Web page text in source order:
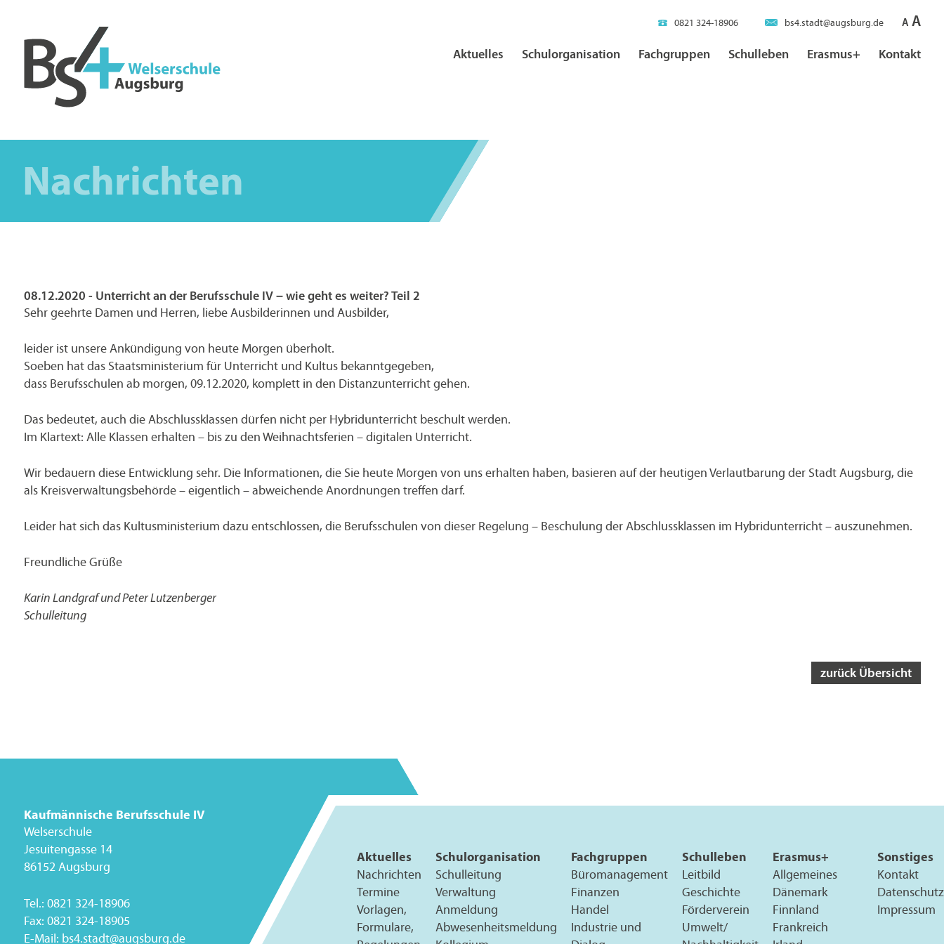
0821 324-18906 bs4.stadt@augsburg.de A A
Aktuelles Schulorganisation Fachgruppen Schulleben Erasmus+ Kontakt
Nachrichten
08.12.2020 - Unterricht an der Berufsschule IV – wie geht es weiter? Teil 2
Sehr geehrte Damen und Herren, liebe Ausbilderinnen und Ausbilder,
leider ist unsere Ankündigung von heute Morgen überholt.
Soeben hat das Staatsministerium für Unterricht und Kultus bekanntgegeben,
dass Berufsschulen ab morgen, 09.12.2020, komplett in den Distanzunterricht gehen.
Das bedeutet, auch die Abschlussklassen dürfen nicht per Hybridunterricht beschult werden.
Im Klartext: Alle Klassen erhalten – bis zu den Weihnachtsferien – digitalen Unterricht.
Wir bedauern diese Entwicklung sehr. Die Informationen, die Sie heute Morgen von uns erhalten haben, basieren auf der heutigen Verlautbarung der Stadt Augsburg, die
als Kreisverwaltungsbehörde – eigentlich – abweichende Anordnungen treffen darf.
Leider hat sich das Kultusministerium dazu entschlossen, die Berufsschulen von dieser Regelung – Beschulung der Abschlussklassen im Hybridunterricht – auszunehmen.
Freundliche Grüße
Karin Landgraf und Peter Lutzenberger
Schulleitung
zurück Übersicht
Aktuelles
Nachrichten
Termine
Vorlagen,
Formulare,
Schulorganisation
Schulleitung
Verwaltung
Anmeldung
Abwesenheitsmeldung
Fachgruppen
Büromanagement
Finanzen
Handel
Industrie und
Schulleben
Leitbild
Geschichte
Förderverein
Umwelt/
Erasmus+
Allgemeines
Dänemark
Finnland
Frankreich
Sonstiges
Kontakt
Datenschutz
Impressum
Kaufmännische Berufsschule IV
Welserschule
Jesuitengasse 14
86152 Augsburg
Tel.: 0821 324-18906
Fax: 0821 324-18905
E-Mail: bs4.stadt@augsburg.de